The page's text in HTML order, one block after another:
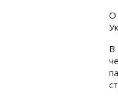
О
В